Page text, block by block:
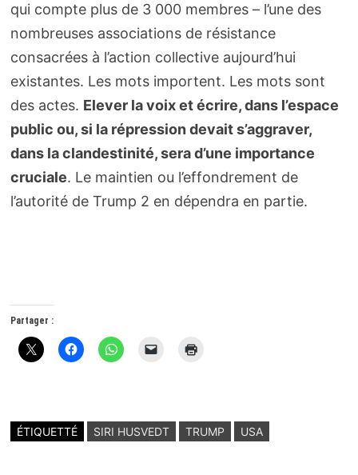
qui compte plus de 3 000 membres – l’une des
nombreuses associations de résistance
consacrées à l’action collective aujourd’hui
existantes. Les mots importent. Les mots sont
des actes. Elever la voix et écrire, dans l’espace
public ou, si la répression devait s’aggraver,
dans la clandestinité, sera d’une importance
cruciale. Le maintien ou l’effondrement de
l’autorité de Trump 2 en dépendra en partie.
Partager :
ÉTIQUETTÉ SIRI HUSVEDT TRUMP USA